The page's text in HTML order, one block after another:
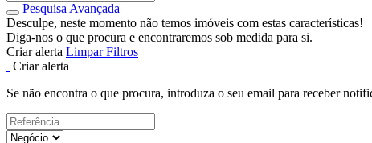
Pesquisa Avançada
Desculpe, neste momento não temos imóveis com estas características!
Diga-nos o que procura e encontraremos sob medida para si.
Criar alerta Limpar Filtros
Criar alerta
Se não encontra o que procura, introduza o seu email para receber